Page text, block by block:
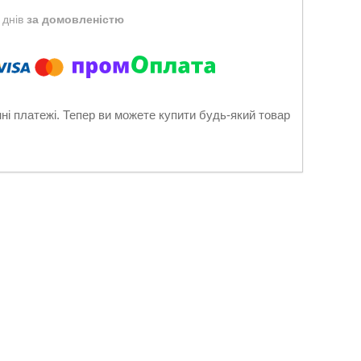
за домовленістю
платежі. Тепер ви можете купити будь-який товар